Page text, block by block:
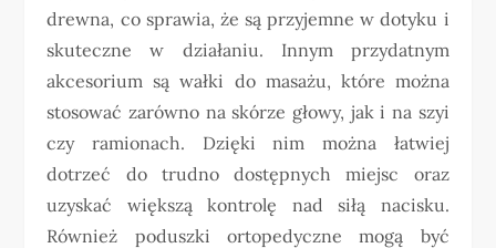
drewna, co sprawia, że są przyjemne w dotyku i
skuteczne w działaniu. Innym przydatnym
akcesorium są wałki do masażu, które można
stosować zarówno na skórze głowy, jak i na szyi
czy ramionach. Dzięki nim można łatwiej
dotrzeć do trudno dostępnych miejsc oraz
uzyskać większą kontrolę nad siłą nacisku.
Również poduszki ortopedyczne mogą być